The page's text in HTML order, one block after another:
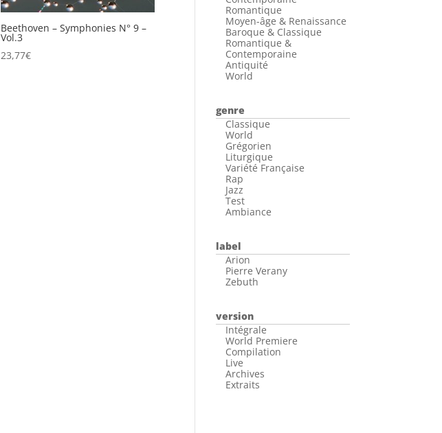
Beethoven – Symphonies N° 9 –
Vol.3
23,77€
Romantique
Moyen-âge & Renaissance
Baroque & Classique
Romantique &
Contemporaine
Antiquité
World
genre
Classique
World
Grégorien
Liturgique
Variété Française
Rap
Jazz
Test
Ambiance
label
Arion
Pierre Verany
Zebuth
version
Intégrale
World Premiere
Compilation
Live
Archives
Extraits